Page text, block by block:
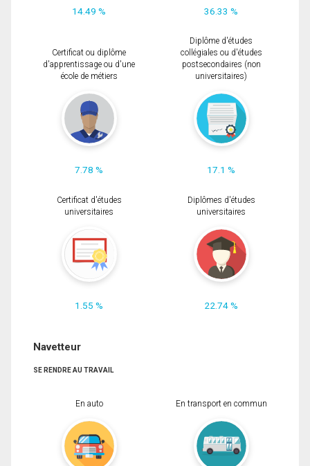
14.49 % 36.33 %
Certificat ou diplôme
d'apprentissage ou d'une
école de métiers
7.78 %
Diplôme d'études
collégiales ou d'études
postsecondaires (non
universitaires)
17.1 %
Certificat d'études
universitaires
1.55 %
Diplômes d'études
universitaires
22.74 %
Navetteur
SE RENDRE AU TRAVAIL
En auto En transport en commun